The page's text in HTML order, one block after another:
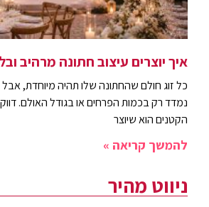
איך יוצרים עיצוב חתונה מרהיב
כל זוג חולם שהחתונה שלו תהיה מיוחדת, אבל
נמדד רק בכמות הפרחים או בגודל האולם.
הקטנים הוא שיוצר
להמשך קריאה »
ניווט מהיר